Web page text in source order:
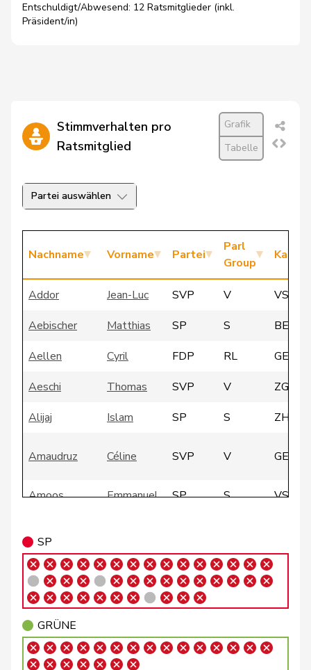
Entschuldigt/Abwesend: 12 Ratsmitglieder (inkl.
Präsident/in)
Stimmverhalten pro
Ratsmitglied
Grafik
Tabelle
Partei auswählen
Nachname Vorname Partei
Parl
Group
Addor Jean-Luc SVP V
VS
Aebischer
Matthias SP S
BE
Aellen
Cyril FDP RL
GE
Aeschi
Thomas SVP V
ZG
Alijaj
Islam SP S ZH
Amaudruz Céline SVP V GE
Amoos Emmanuel SP S
VS
Badertscher
Christine GRÜNE G
BE
Badran
Jacqueline SP S
Bally
Balmer
Bettina FDP RL
SP
GRÜNE